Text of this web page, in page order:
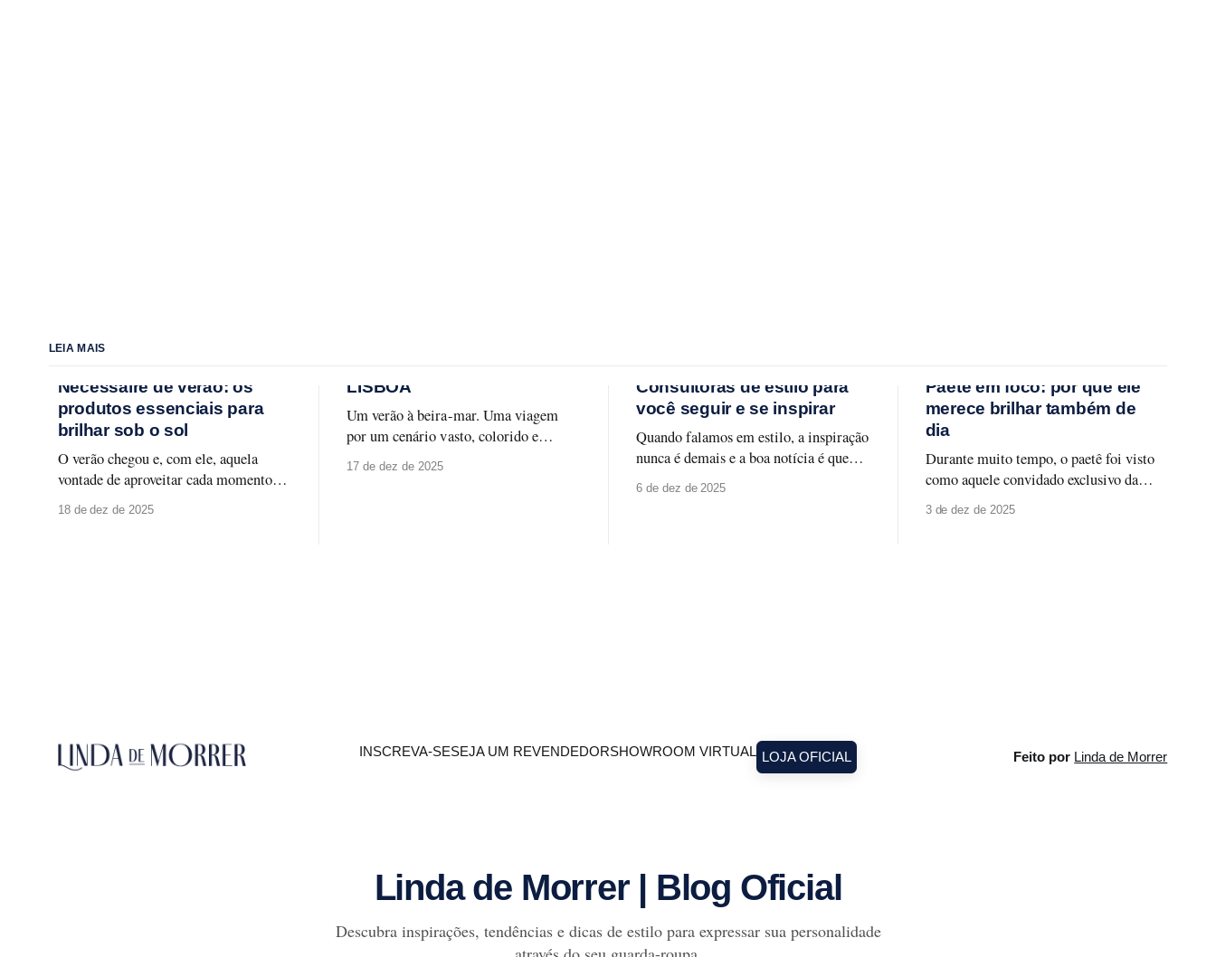
LEIA MAIS
Nécessaire de verão: os
produtos essenciais para
brilhar sob o sol
O verão chegou e, com ele, aquela
vontade de aproveitar cada momento ao
sol — seja na praia, na piscina ou
naquele passeio ao ar livre. Para curtir
18 de dez de 2025
LISBOA
Um verão à beira-mar. Uma viagem
por um cenário vasto, colorido e
irresistivelmente encantador. A nova
coleção Lisboa celebra a capital
17 de dez de 2025
Consultoras de estilo para
você seguir e se inspirar
Quando falamos em estilo, a inspiração
nunca é demais e a boa notícia é que
hoje existem profissionais que
transformam moda em aprendizado,
6 de dez de 2025
Paetê em foco: por que ele
merece brilhar também de
dia
Durante muito tempo, o paetê foi visto
como aquele convidado exclusivo das
festas noturnas, sempre associado a
produções glamourosas, luz baixa e
3 de dez de 2025
INSCREVA-SESEJA UM REVENDEDORSHOWROOM VIRTUAL LOJA OFICIAL Feito por Linda de Morrer
Linda de Morrer | Blog Oficial
Descubra inspirações, tendências e dicas de estilo para expressar sua personalidade